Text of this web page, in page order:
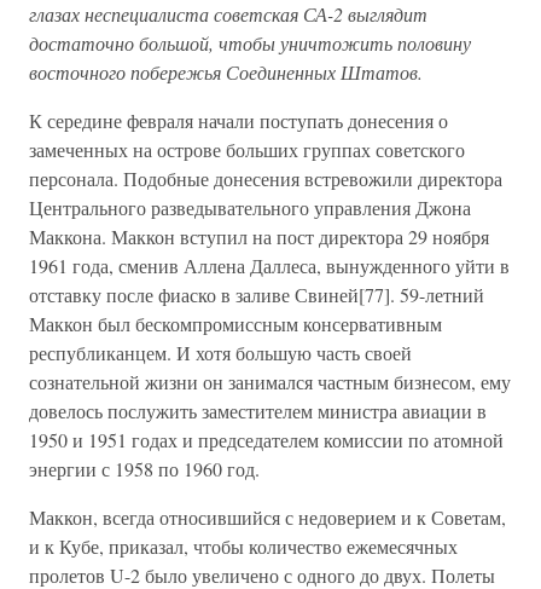
глазах неспециалиста советская СА-2 выглядит
достаточно большой, чтобы уничтожить половину
восточного побережья Соединенных Штатов.
К середине февраля начали поступать донесения о
замеченных на острове больших группах советского
персонала. Подобные донесения встревожили директора
Центрального разведывательного управления Джона
Маккона. Маккон вступил на пост директора 29 ноября
1961 года, сменив Аллена Даллеса, вынужденного уйти в
отставку после фиаско в заливе Свиней[77]. 59-летний
Маккон был бескомпромиссным консервативным
республиканцем. И хотя большую часть своей
сознательной жизни он занимался частным бизнесом, ему
довелось послужить заместителем министра авиации в
1950 и 1951 годах и председателем комиссии по атомной
энергии с 1958 по 1960 год.
Маккон, всегда относившийся с недоверием и к Советам,
и к Кубе, приказал, чтобы количество ежемесячных
пролетов U-2 было увеличено с одного до двух. Полеты